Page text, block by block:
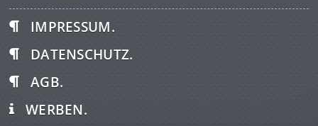
IMPRESSUM.
DATENSCHUTZ.
AGB.
WERBEN.